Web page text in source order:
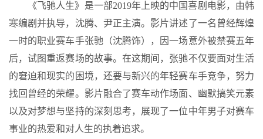
《飞驰人生》是一部2019年上映的中国喜剧电影，由韩
寒编剧并执导，沈腾、尹正主演。影片讲述了一名曾经辉煌
一时的职业赛车手张驰（沈腾饰），因一场意外被禁赛五年
后，试图重返赛场的故事。在这期间，张驰不仅要面对生活
的窘迫和现实的困境，还要与新兴的年轻赛车手竞争，努力
找回曾经的荣耀。影片融合了赛车动作场面、幽默搞笑元素
以及对梦想与坚持的深刻思考，展现了一位中年男子对赛车
事业的热爱和对人生的执着追求。